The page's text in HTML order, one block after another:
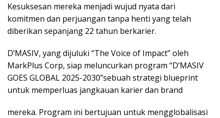
Kesuksesan mereka menjadi wujud nyata dari
komitmen dan perjuangan tanpa henti yang telah
diberikan sepanjang 22 tahun berkarier.
D’MASIV, yang dijuluki “The Voice of Impact” oleh
MarkPlus Corp, siap meluncurkan program “D’MASIV
GOES GLOBAL 2025-2030”sebuah strategi blueprint
untuk memperluas jangkauan karier dan brand
mereka. Program ini bertujuan untuk mengglobalisasi